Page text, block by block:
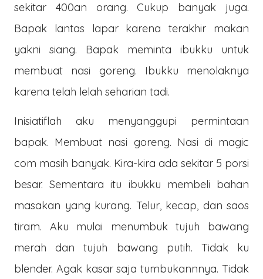
sekitar 400an orang. Cukup banyak juga.
Bapak lantas lapar karena terakhir makan
yakni siang. Bapak meminta ibukku untuk
membuat nasi goreng. Ibukku menolaknya
karena telah lelah seharian tadi.
Inisiatiflah aku menyanggupi permintaan
bapak. Membuat nasi goreng. Nasi di magic
com masih banyak. Kira-kira ada sekitar 5 porsi
besar. Sementara itu ibukku membeli bahan
masakan yang kurang. Telur, kecap, dan saos
tiram. Aku mulai menumbuk tujuh bawang
merah dan tujuh bawang putih. Tidak ku
blender. Agak kasar saja tumbukannnya. Tidak